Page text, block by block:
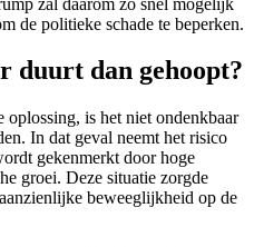
de politieke schade te beperken.
duurt dan gehoopt?
is het niet ondenkbaar
In dat geval neemt het risico
gekenmerkt door hoge
groei. Deze situatie zorgde
beweeglijkheid op de